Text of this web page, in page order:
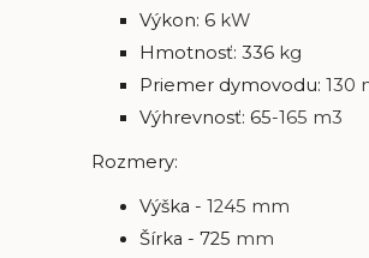
Výkon: 6 kW
Hmotnosť: 336 kg
Priemer dymovodu:130
Výhrevnosť: 65-165 m3
Rozmery:
Výška -1245 mm
Šírka - 725 mm